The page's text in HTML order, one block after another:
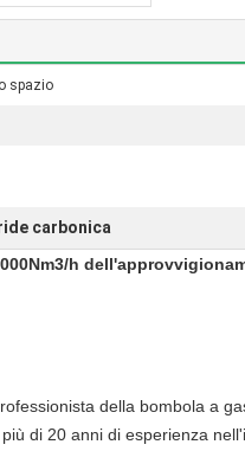
spazio
carbonica
h
della bombola a
di 20 anni di esperienza